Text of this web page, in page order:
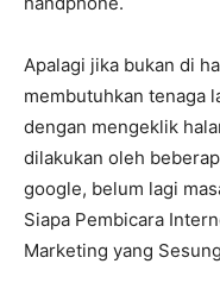
Apalagi jika bukan di
membutuhkan tenaga
dengan mengeklik
dilakukan oleh
google, belum lagi
Siapa Pembicara
Marketing yang